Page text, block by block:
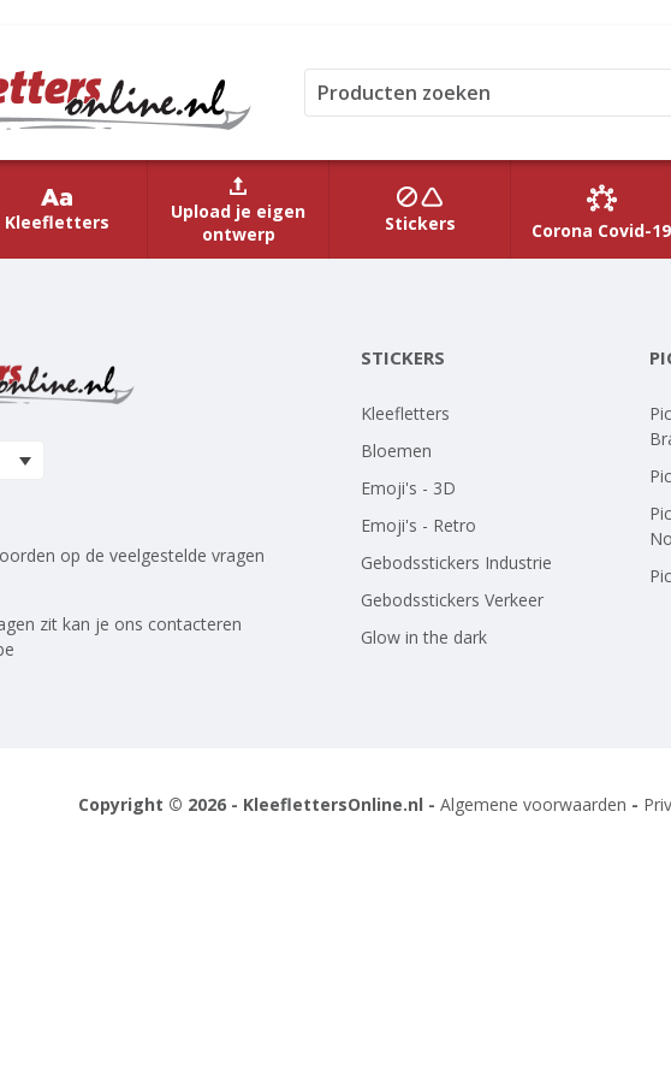
Kleefletters
Upload je eigen
ontwerp
Stickers Corona Covid-19
op de veelgestelde vragen
zit kan je ons contacteren
STICKERS
Kleefletters
Bloemen
Emoji's - 3D
Emoji's - Retro
Gebodsstickers Industrie
Gebodsstickers Verkeer
Glow in the dark
Copyright © 2026 - KleeflettersOnline.nl - Algemene voorwaarden -